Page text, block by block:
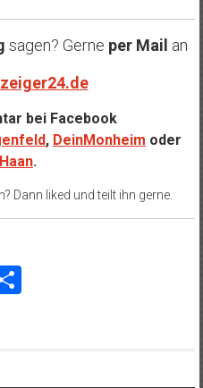
sagen? Gerne per Mail an
bei Facebook
, DeinMonheim oder
.
Dann liked und teilt ihn gerne.
Teilen